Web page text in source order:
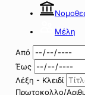
Μέλη
Από
Έως
Λέξη - Κλειδί
Πρωτοκολλο/